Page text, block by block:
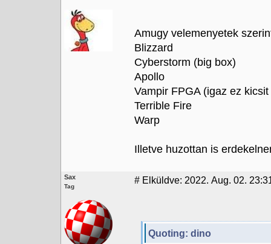
Amugy velemenyetek
Blizzard
Cyberstorm (big box)
Apollo
Vampir FPGA (igaz ez
Terrible Fire
Warp
Illetve huzottan is
Sax
Tag
# Elküldve: 2022. Aug. 02.
Quoting: dino